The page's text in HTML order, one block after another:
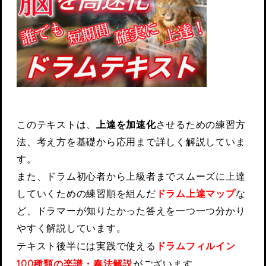
このテキストは、 上達を加速化させるための練習方
法、考え方を基礎から応用まで詳しく解説していま
す。
また、ドラム初心者から上級者までスムーズに上達
していくための練習順を組んだ ドラム上達マップな
ど、ドラマーが知りたかった答えを一つ一つ分かり
やすく解説しています。
テキスト後半には実践で使える ドラムフィルイン
100種類の楽譜・奏法解説がございます。